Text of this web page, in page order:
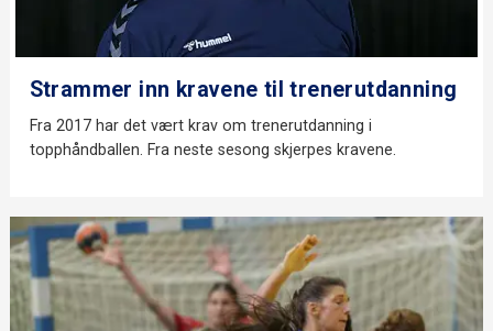
Strammer inn kravene til trenerutdanning
Fra 2017 har det vært krav om trenerutdanning i
topphåndballen. Fra neste sesong skjerpes kravene.